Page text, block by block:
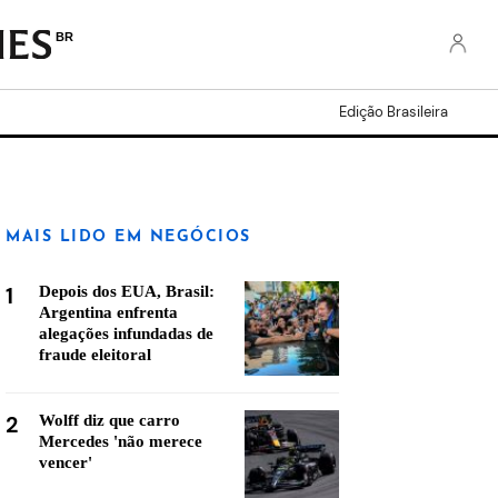
BR
Edição Brasileira
MAIS LIDO EM NEGÓCIOS
1
Depois dos EUA, Brasil:
Argentina enfrenta
alegações infundadas de
fraude eleitoral
2
Wolff diz que carro
Mercedes 'não merece
vencer'